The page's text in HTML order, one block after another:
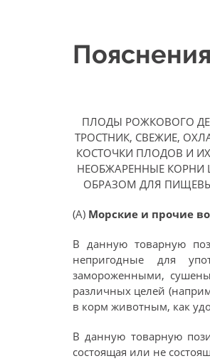
ПЛОДЫ РОЖКОВОГО
ТРОСТНИК, СВЕЖИЕ,
КОСТОЧКИ ПЛОДОВ И
НЕОБЖАРЕННЫЕ КОРНИ
ОБРАЗОМ ДЛЯ
(А) Морские и прочие
В данную товарную
непригодные для
замороженными,
различных целей
в корм животным, как
В данную товарную
состоящая или не